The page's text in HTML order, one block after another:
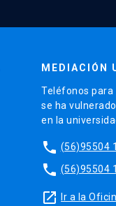
MEDIACIÓN
Teléfonos para
se ha
en la
phone (56)95504
phone (56)95504
launch Ir a la